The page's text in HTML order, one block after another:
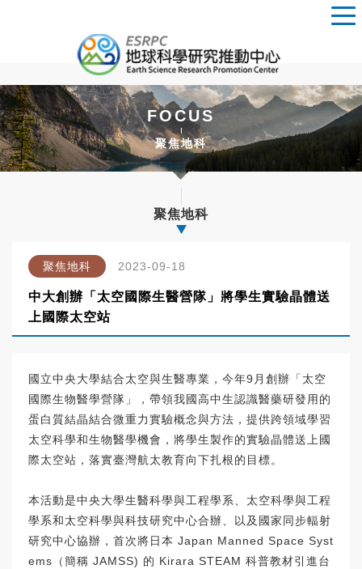
FOCUS
聚焦地科
聚焦地科
聚焦地科 2023-09-18
中大創辦「太空國際生醫營隊」將學生實驗晶體送
上國際太空站
國立中央大學結合太空與生醫專業，今年9月創辦「太空
國際生物醫學營隊」，帶領我國高中生認識醫藥研發用的
蛋白質結晶結合微重力實驗概念與方法，提供跨領域學習
太空科學和生物醫學機會，將學生製作的實驗晶體送上國
際太空站，落實臺灣航太教育向下扎根的目標。
本活動是中央大學生醫科學與工程學系、太空科學與工程
學系和太空科學與科技研究中心合辦、以及國家同步輻射
研究中心協辦，首次將日本 Japan Manned Space Syst
ems（簡稱 JAMSS) 的 Kirara STEAM 科普教材引進台